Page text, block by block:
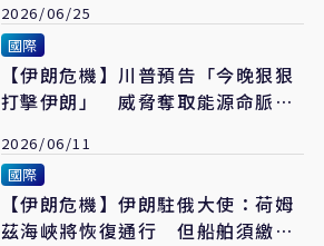
2026/06/25
國際
【伊朗危機】川普預告「今晚狠狠
打擊伊朗」 威脅奪取能源命脈哈
2026/06/11
國際
【伊朗危機】伊朗駐俄大使：荷姆
茲海峽將恢復通行 但船舶須繳過